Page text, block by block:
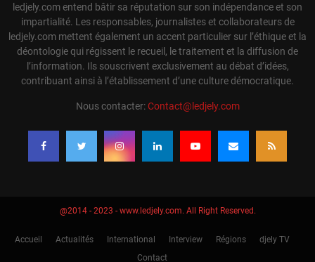
ledjely.com entend bâtir sa réputation sur son indépendance et son
impartialité. Les responsables, journalistes et collaborateurs de
ledjely.com mettent également un accent particulier sur l’éthique et la
déontologie qui régissent le recueil, le traitement et la diffusion de
l’information. Ils souscrivent exclusivement au débat d’idées,
contribuant ainsi à l’établissement d’une culture démocratique.
Nous contacter:Contact@ledjely.com
@2014 - 2023 - www.ledjely.com. All Right Reserved.
Accueil Actualités International Interview Régions
djely TV
Contact